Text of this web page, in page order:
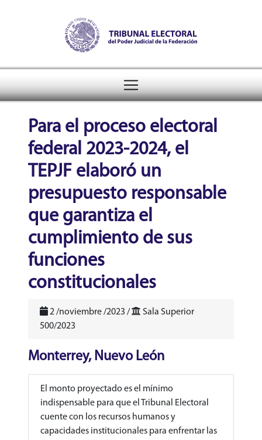
Tribunal Electoral del
header
Para el proceso electoral
federal 2023-2024, el
TEPJF elaboró un
presupuesto responsable
que garantiza el
cumplimiento de sus
funciones
constitucionales
2 /noviembre /2023 /
Sala Superior
500/2023
Monterrey, Nuevo León
El monto proyectado es el mínimo
indispensable para que el Tribunal Electoral
cuente con los recursos humanos y
capacidades institucionales para enfrentar las